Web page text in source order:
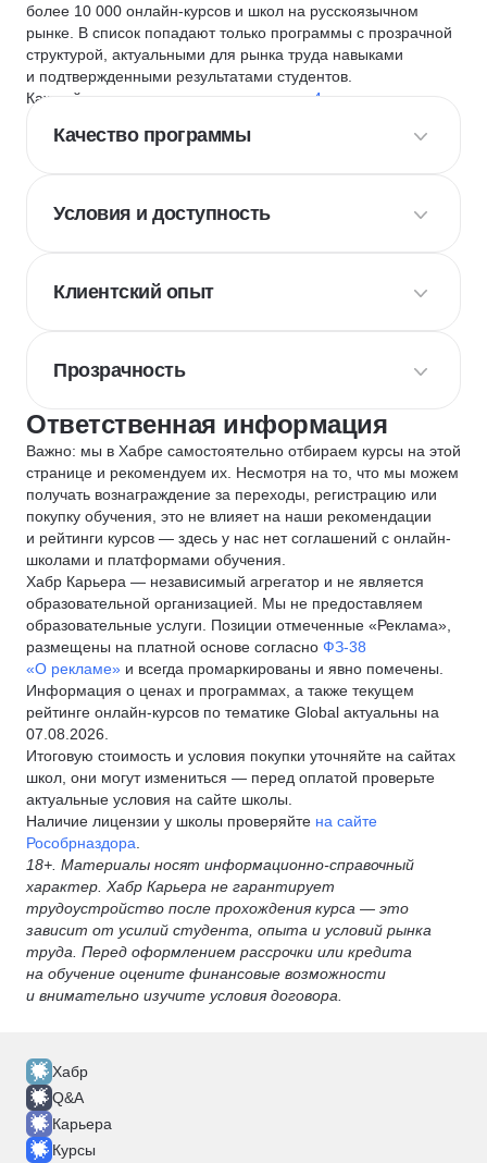
более 10 000 онлайн-курсов и школ на русскоязычном
рынке. В список попадают только программы с прозрачной
структурой, актуальными для рынка труда навыками
и подтвержденными результатами студентов.
Каждый курс и школу мы оцениваем по
4 критериям
Качество программы
Условия и доступность
Клиентский опыт
Прозрачность
Ответственная информация
Важно: мы в Хабре самостоятельно отбираем курсы на этой
странице и рекомендуем их. Несмотря на то, что мы можем
получать вознаграждение за переходы, регистрацию или
покупку обучения, это не влияет на наши рекомендации
и рейтинги курсов — здесь у нас нет соглашений с онлайн-
школами и платформами обучения.
Хабр Карьера — независимый агрегатор и не является
образовательной организацией. Мы не предоставляем
образовательные услуги. Позиции отмеченные «Реклама»,
размещены на платной основе согласно ФЗ-38
«О рекламе» и всегда промаркированы и явно помечены.
Информация о ценах и программах, а также текущем
рейтинге онлайн-курсов по тематике Global актуальны на
07.08.2026.
Итоговую стоимость и условия покупки уточняйте на сайтах
школ, они могут измениться — перед оплатой проверьте
актуальные условия на сайте школы.
Наличие лицензии у школы проверяйте на сайте
Рособрназдора
18+. Материалы носят информационно-справочный
характер. Хабр Карьера не гарантирует
трудоустройство после прохождения курса — это
зависит от усилий студента, опыта и условий рынка
труда. Перед оформлением рассрочки или кредита
на обучение оцените финансовые возможности
и внимательно изучите условия договора.
Хабр
Q&A
Карьера
Курсы